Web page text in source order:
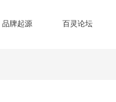
品牌起源 百灵论坛